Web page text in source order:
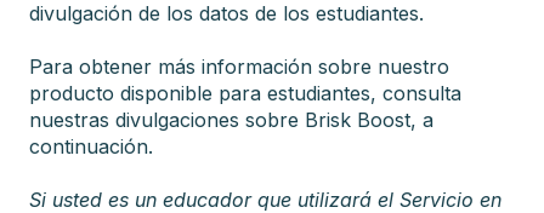
divulgación de los datos de los estudiantes.
Para obtener más información sobre nuestro
producto disponible para estudiantes, consulta
nuestras divulgaciones sobre Brisk Boost, a
continuación.
Si usted es un educador que utilizará el Servicio en